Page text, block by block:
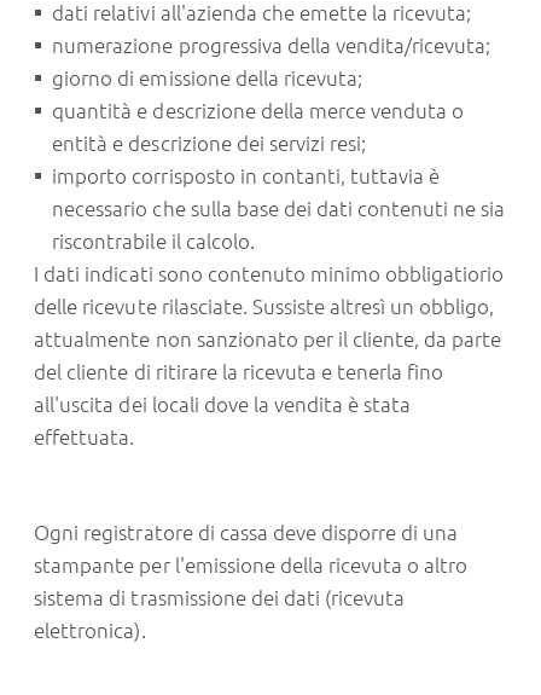
dati relativi all'azienda che emette la ricevuta;
numerazione progressiva della vendita/ricevuta;
giorno di emissione della ricevuta;
quantità e descrizione della merce venduta o
entità e descrizione dei servizi resi;
importo corrisposto in contanti, tuttavia è
necessario che sulla base dei dati contenuti ne sia
riscontrabile il calcolo.
I dati indicati sono contenuto minimo obbligatiorio
delle ricevute rilasciate. Sussiste altresì un obbligo,
attualmente non sanzionato per il cliente, da parte
del cliente di ritirare la ricevuta e tenerla fino
all'uscita dei locali dove la vendita è stata
effettuata.
Ogni registratore di cassa deve disporre di una
stampante per l'emissione della ricevuta o altro
sistema di trasmissione dei dati (ricevuta
elettronica).